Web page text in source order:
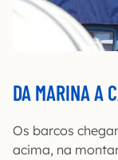
DA MARINA A
Os barcos
acima, na